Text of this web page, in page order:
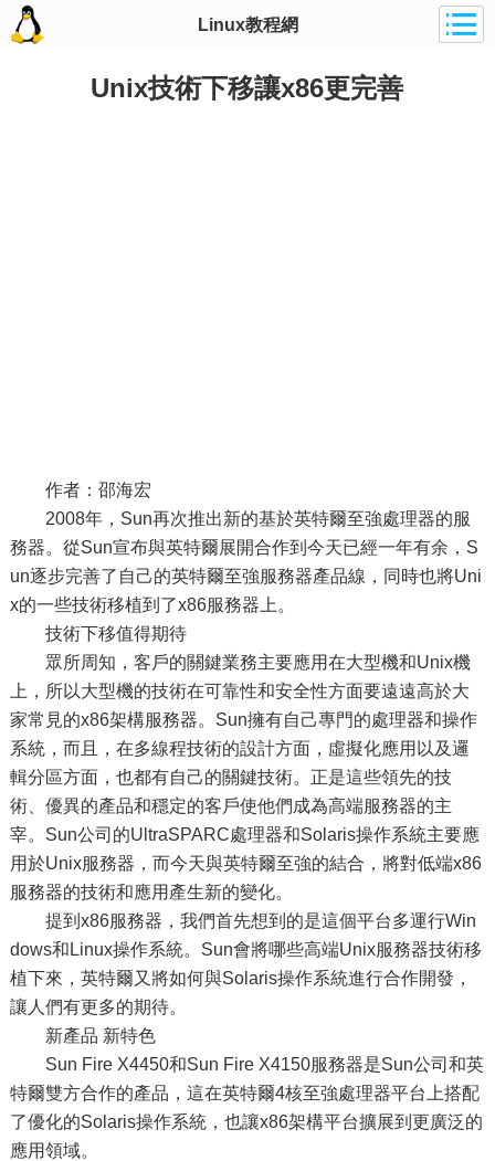
Linux教程網
Unix技術下移讓x86更完善
作者：邵海宏
2008年，Sun再次推出新的基於英特爾至強處理器的服
務器。從Sun宣布與英特爾展開合作到今天已經一年有余，S
un逐步完善了自己的英特爾至強服務器產品線，同時也將Uni
x的一些技術移植到了x86服務器上。
技術下移值得期待
眾所周知，客戶的關鍵業務主要應用在大型機和Unix機
上，所以大型機的技術在可靠性和安全性方面要遠遠高於大
家常見的x86架構服務器。Sun擁有自己專門的處理器和操作
系統，而且，在多線程技術的設計方面，虛擬化應用以及邏
輯分區方面，也都有自己的關鍵技術。正是這些領先的技
術、優異的產品和穩定的客戶使他們成為高端服務器的主
宰。Sun公司的UltraSPARC處理器和Solaris操作系統主要應
用於Unix服務器，而今天與英特爾至強的結合，將對低端x86
服務器的技術和應用產生新的變化。
提到x86服務器，我們首先想到的是這個平台多運行Win
dows和Linux操作系統。Sun會將哪些高端Unix服務器技術移
植下來，英特爾又將如何與Solaris操作系統進行合作開發，
讓人們有更多的期待。
新產品 新特色
Sun Fire X4450和Sun Fire X4150服務器是Sun公司和英
特爾雙方合作的產品，這在英特爾4核至強處理器平台上搭配
了優化的Solaris操作系統，也讓x86架構平台擴展到更廣泛的
應用領域。